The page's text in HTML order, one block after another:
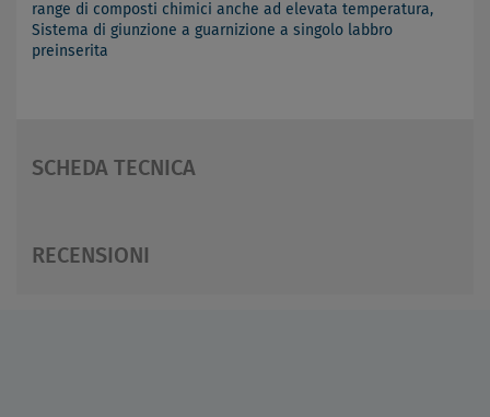
range di composti chimici anche ad elevata temperatura,
Sistema di giunzione a guarnizione a singolo labbro
preinserita
SCHEDA TECNICA
RECENSIONI